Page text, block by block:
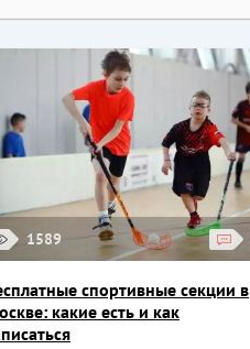
1589
спортивные секции в
какие есть и как